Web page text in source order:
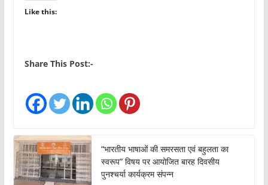
Like this:
Share This Post:-
“भारतीय भाषाओं की समरसता एवं बहुलता का
स्वरूप” विषय पर आयोजित बारह दिवसीय
पुनश्चर्या कार्यक्रम संपन्न